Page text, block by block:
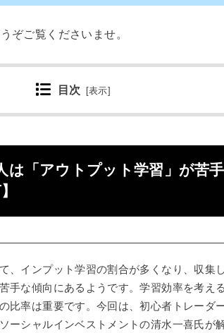
ぞご覧くださいませ。
目次 [表示]
は「アウトプット学習」が苦
、インプット学習の割合が多くなり、収集
手な傾向にあるようです。学習効率を考え
比率は重要です。今回は、初心者トレーダ
ーシャルインベストメントの清水一喜氏が